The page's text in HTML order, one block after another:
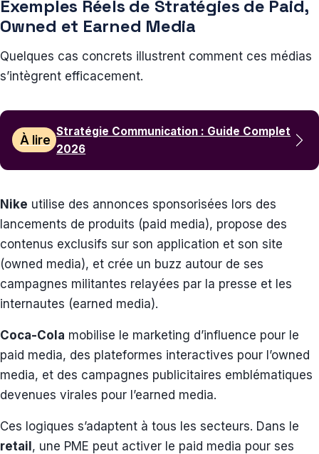
Exemples Réels de Stratégies de Paid,
Owned et Earned Media
Quelques cas concrets illustrent comment ces médias
s’intègrent efficacement.
À lire
Stratégie Communication : Guide Complet
2026
Nike utilise des annonces sponsorisées lors des
lancements de produits (paid media), propose des
contenus exclusifs sur son application et son site
(owned media), et crée un buzz autour de ses
campagnes militantes relayées par la presse et les
internautes (earned media).
Coca-Cola mobilise le marketing d’influence pour le
paid media, des plateformes interactives pour l’owned
media, et des campagnes publicitaires emblématiques
devenues virales pour l’earned media.
Ces logiques s’adaptent à tous les secteurs. Dans le
retail, une PME peut activer le paid media pour ses